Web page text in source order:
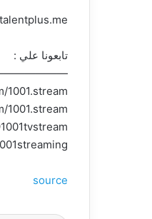
تابعونا علي :
1001.stream
source